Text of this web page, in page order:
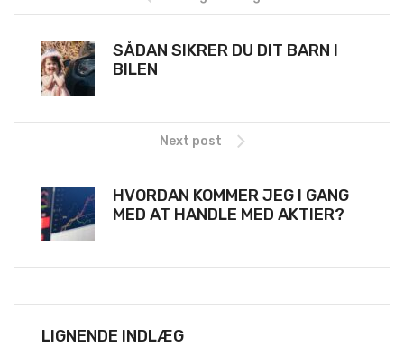
SÅDAN SIKRER DU DIT BARN I
BILEN
Next post
HVORDAN KOMMER JEG I GANG
MED AT HANDLE MED AKTIER?
LIGNENDE INDLÆG